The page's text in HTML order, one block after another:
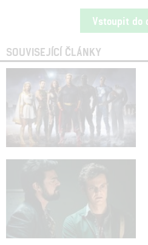
Vstoupit do
SOUVISEJÍCÍ ČLÁNKY